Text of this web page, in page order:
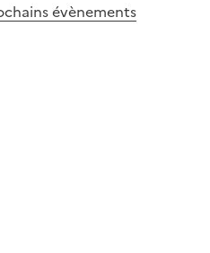
évènements